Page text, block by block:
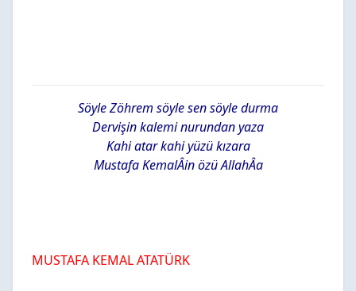
Söyle Zöhrem söyle sen söyle durma
Dervişin kalemi nurundan yaza
Kahi atar kahi yüzü kızara
Mustafa KemalÂin özü AllahÂa
MUSTAFA KEMAL ATATÜRK